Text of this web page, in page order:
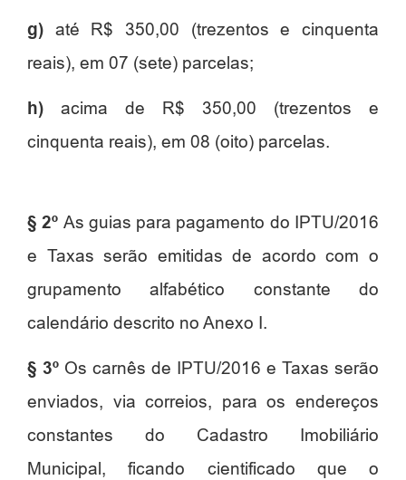
g) até R$ 350,00 (trezentos e cinquenta
reais), em 07 (sete) parcelas;
h) acima de R$ 350,00 (trezentos e
cinquenta reais), em 08 (oito) parcelas.
§ 2º As guias para pagamento do IPTU/2016
e Taxas serão emitidas de acordo com o
grupamento alfabético constante do
calendário descrito no Anexo I.
§ 3º Os carnês de IPTU/2016 e Taxas serão
enviados, via correios, para os endereços
constantes do Cadastro Imobiliário
Municipal, ficando cientificado que o